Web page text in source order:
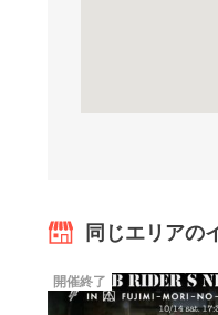
同じエリアの
開催終了